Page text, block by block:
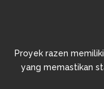
Proyek razen
yang memastikan